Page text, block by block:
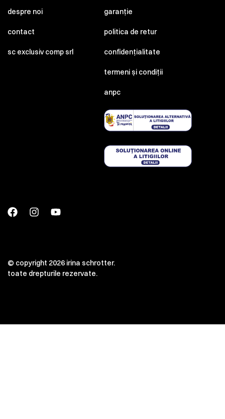
despre noi
contact
sc exclusiv comp srl
garanție
politica de retur
confidențialitate
termeni și condiții
anpc
© copyright 2026 irina schrotter.
toate drepturile rezervate.